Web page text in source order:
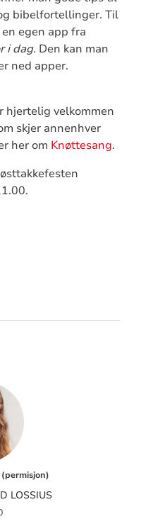
bibelfortellinger. Til
egen app fra
i dag. Den kan man
ned apper.
hjertelig velkommen
skjer annenhver
her om Knøttesang.
LOSSIUS